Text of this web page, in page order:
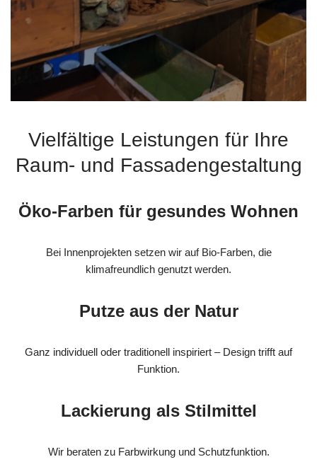
Vielfältige Leistungen für Ihre
Raum- und Fassadengestaltung
Öko-Farben für gesundes Wohnen
Bei Innenprojekten setzen wir auf Bio-Farben, die
klimafreundlich genutzt werden.
Putze aus der Natur
Ganz individuell oder traditionell inspiriert – Design trifft auf
Funktion.
Lackierung als Stilmittel
Wir beraten zu Farbwirkung und Schutzfunktion.